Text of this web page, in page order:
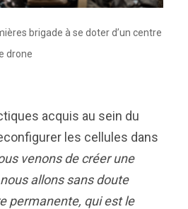
brigade à se doter d’un centre
drone
acquis au sein du
les cellules dans
venons de créer une
allons sans doute
permanente, qui est le